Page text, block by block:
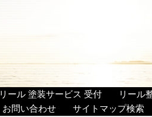
リール 塗装サービス 受付
リール
お問い合わせ サイトマップ検索